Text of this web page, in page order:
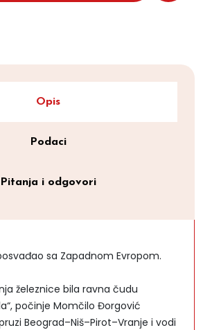
Opis
Podaci
Pitanja i odgovori
sa Zapadnom Evropom.
železnice bila ravna čudu
počinje Momčilo Đorgović
Beograd–Niš–Pirot–Vranje i vodi